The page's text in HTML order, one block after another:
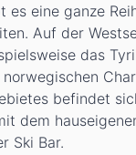
es eine ganze
Auf der
das
befindet
dem
Ski Bar.